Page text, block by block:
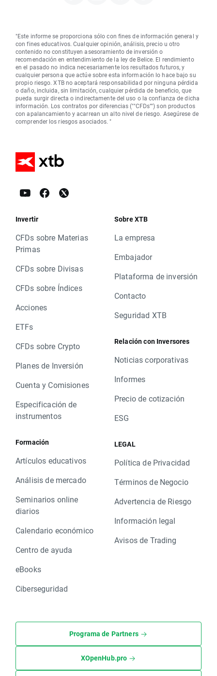
"Este informe se proporciona sólo con fines de información general y
con fines educativos. Cualquier opinión, análisis, precio u otro
contenido no constituyen asesoramiento de inversión o
recomendación en entendimiento de la ley de Belice. El rendimiento
en el pasado no indica necesariamente los resultados futuros, y
cualquier persona que actúe sobre esta información lo hace bajo su
propio riesgo. XTB no aceptará responsabilidad por ninguna pérdida
o daño, incluida, sin limitación, cualquier pérdida de beneficio, que
pueda surgir directa o indirectamente del uso o la confianza de dicha
información. Los contratos por diferencias (""CFDs"") son productos
con apalancamiento y acarrean un alto nivel de riesgo. Asegúrese de
comprender los riesgos asociados. "
Invertir
CFDs sobre Materias
Primas
CFDs sobre Divisas
CFDs sobre Índices
Acciones
ETFs
CFDs sobre Crypto
Planes de Inversión
Cuenta y Comisiones
Especificación de
instrumentos
Formación
Artículos educativos
Análisis de mercado
Seminarios online
diarios
Calendario económico
Centro de ayuda
eBooks
Ciberseguridad
Sobre XTB
La empresa
Embajador
Plataforma de inversión
Contacto
Seguridad XTB
Relación con Inversores
Noticias corporativas
Informes
Precio de cotización
ESG
LEGAL
Política de Privacidad
Términos de Negocio
Advertencia de Riesgo
Información legal
Avisos de Trading
Programa de Partners
XOpenHub.pro